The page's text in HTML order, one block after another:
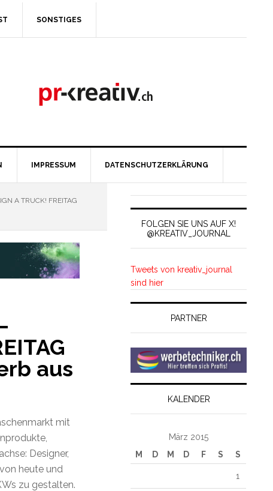
SONSTIGES
IMPRESSUM DATENSCHUTZERKLÄRUNG
A TRUCK! FREITAG
aus
mit
Designer,
heute und
zu gestalten.
FOLGEN SIE UNS AUF X!
@KREATIV_JOURNAL
Tweets von kreativ_journal
sind hier
PARTNER
KALENDER
März 2015
M
D M D F S S
1